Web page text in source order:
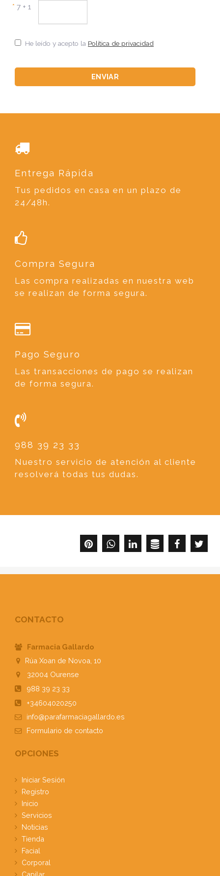
* 7 + 1
He leído y acepto la Política de privacidad
Entrega Rápida
Tus pedidos en casa en un plazo de
24/48h.
Compra Segura
Las compra realizadas en nuestra web
se realizan de forma segura.
Pago Seguro
Las transacciones de pago se realizan
de forma segura.
988 39 23 33
Nuestro servicio de atención al cliente
resolverá todas tus dudas.
CONTACTO
Farmacia Gallardo
Rúa Xoan de Novoa, 10
32004 Ourense
988 39 23 33
+34604020250
info@parafarmaciagallardo.es
Formulario de contacto
OPCIONES
Iniciar Sesión
Registro
Inicio
Servicios
Noticias
Tienda
Facial
Corporal
Capilar